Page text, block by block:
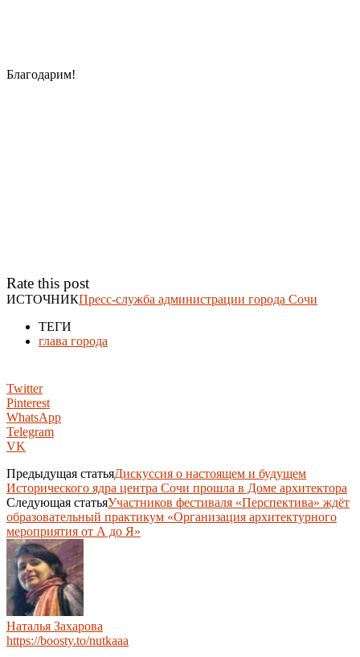
Благодарим!
Rate this post
ИСТОЧНИКПресс-служба администрации города Сочи
ТЕГИ
глава города
Twitter
Pinterest
WhatsApp
Telegram
VK
Предыдущая статьяДискуссия о настоящем и будущем
Исторического ядра центра Сочи прошла в Доме архитектора
Следующая статьяУчастников фестиваля «Перспектива» ждёт
образовательный практикум «Организация архитектурного
мероприятия от А до Я»
Наталья Захарова
https://boosty.to/nutkaaa